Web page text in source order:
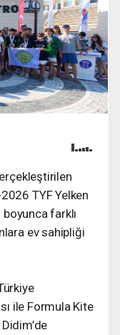
TYF Yelken
boyunca farklı
ev sahipliği
ile Formula Kite